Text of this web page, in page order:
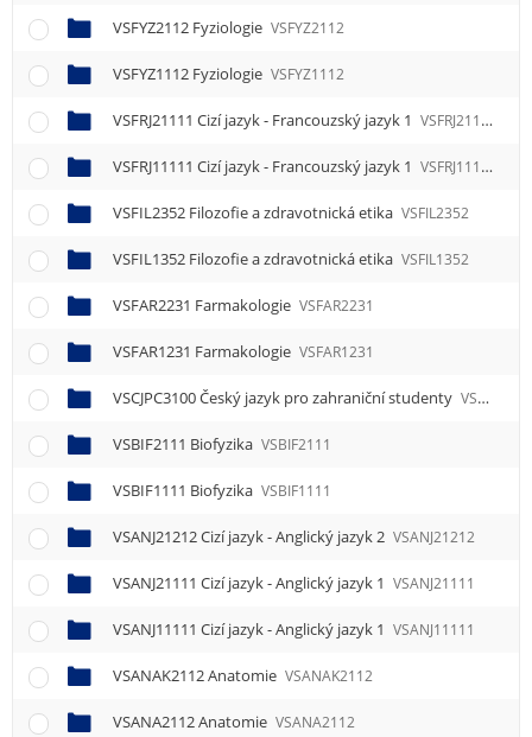
VSFYZ2112 Fyziologie VSFYZ2112
VSFYZ1112 Fyziologie VSFYZ1112
VSFRJ21111 Cizí jazyk - Francouzský jazyk 1 VSFRJ21111
VSFRJ11111 Cizí jazyk - Francouzský jazyk 1 VSFRJ11111
VSFIL2352 Filozofie a zdravotnická etika VSFIL2352
VSFIL1352 Filozofie a zdravotnická etika VSFIL1352
VSFAR2231 Farmakologie VSFAR2231
VSFAR1231 Farmakologie VSFAR1231
VSCJPC3100 Český jazyk pro zahraniční studenty VSCJPC3100
VSBIF2111 Biofyzika VSBIF2111
VSBIF1111 Biofyzika VSBIF1111
VSANJ21212 Cizí jazyk - Anglický jazyk 2 VSANJ21212
VSANJ21111 Cizí jazyk - Anglický jazyk 1 VSANJ21111
VSANJ11111 Cizí jazyk - Anglický jazyk 1 VSANJ11111
VSANAK2112 Anatomie VSANAK2112
VSANA2112 Anatomie VSANA2112